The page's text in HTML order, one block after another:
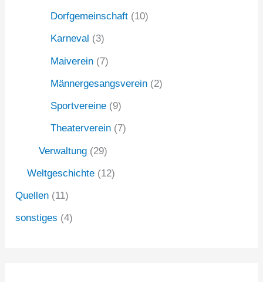
Dorfgemeinschaft (10)
Karneval (3)
Maiverein (7)
Männergesangsverein (2)
Sportvereine (9)
Theaterverein (7)
Verwaltung (29)
Weltgeschichte (12)
Quellen (11)
sonstiges (4)